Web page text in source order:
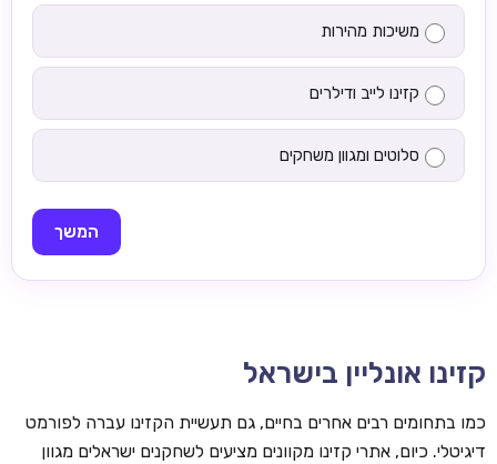
משיכות מהירות
קזינו לייב ודילרים
סלוטים ומגוון משחקים
המשך
קזינו אונליין בישראל
כמו בתחומים רבים אחרים בחיים, גם תעשיית הקזינו עברה לפורמט
דיגיטלי. כיום, אתרי קזינו מקוונים מציעים לשחקנים ישראלים מגוון